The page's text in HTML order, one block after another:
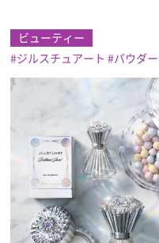
エンタメ
ライフスタイル
プレゼント
インタビュー
フィルム
ビューティー
ジルスチュアート
パウダー